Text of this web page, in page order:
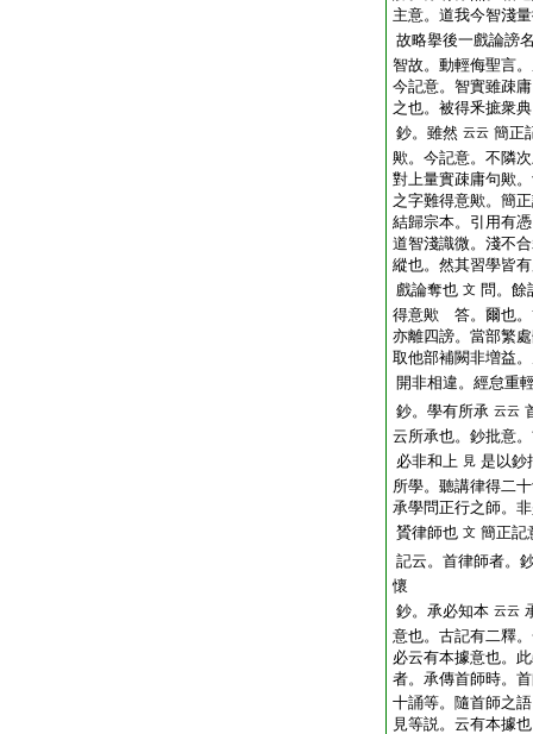
主意。道我今智淺
故略擧後一戲論謗
智故。動輕侮聖言
今記意。智實雖疎
之也。被得釆摭衆典
鈔。雖然 云云 簡正
歟。今記意。不隣
對上量實疎庸句歟
之字難得意歟。簡
結歸宗本。引用有
道智淺識微。淺不
縱也。然其習學皆
戲論奪也 文 問。餘
得意歟 答。爾也。
亦離四謗。當部繁
取他部補闕非増益
開非相違。經怠重
鈔。學有所承 云云
云所承也。鈔批意
必非和上 見 是以鈔
所學。聽講律得二
承學問正行之師。
贇律師也 文 簡正記
記云。首律師者。
懷
鈔。承必知本 云云
意也。古記有二釋
必云有本據意也。
者。承傳首師時。
十誦等。隨首師之
見等説。云有本據